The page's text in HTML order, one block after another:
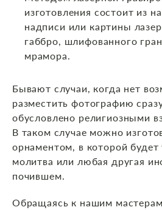
изготовления состоит из
надписи или картины
габбро, шлифованного
мрамора.
Бывают случаи, когда нет
разместить фотографию
обусловлено религиозными
В таком случае можно
орнаментом, в которой будет
молитва или любая другая
почившем.
Обращаясь к нашим